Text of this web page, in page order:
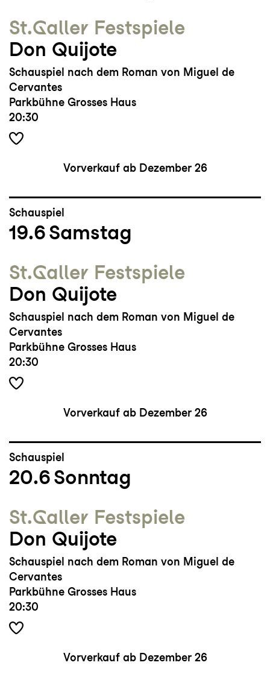
St.Galler Festspiele
Don Quijote
Schauspiel nach dem Roman von Miguel de
Cervantes
Parkbühne Grosses Haus
20:30
Vorverkauf ab Dezember 26
Schauspiel
19.6Samstag
St.Galler Festspiele
Don Quijote
Schauspiel nach dem Roman von Miguel de
Cervantes
Parkbühne Grosses Haus
20:30
Vorverkauf ab Dezember 26
Schauspiel
20.6Sonntag
St.Galler Festspiele
Don Quijote
Schauspiel nach dem Roman von Miguel de
Cervantes
Parkbühne Grosses Haus
20:30
Vorverkauf ab Dezember 26